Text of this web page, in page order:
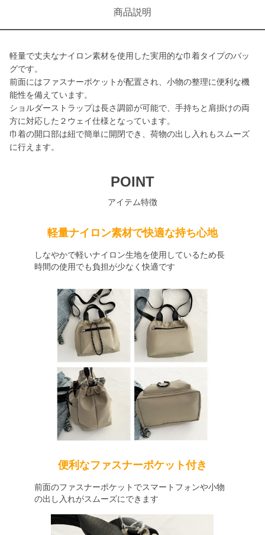
商品説明
軽量で丈夫なナイロン素材を使用した実用的な巾着タイプのバッ
グです。
前面にはファスナーポケットが配置され、小物の整理に便利な機
能性を備えています。
ショルダーストラップは長さ調節が可能で、手持ちと肩掛けの両
方に対応した２ウェイ仕様となっています。
巾着の開口部は紐で簡単に開閉でき、荷物の出し入れもスムーズ
に行えます。
POINT
アイテム特徴
軽量ナイロン素材で快適な持ち心地
しなやかで軽いナイロン生地を使用しているため長
時間の使用でも負担が少なく快適です
便利なファスナーポケット付き
前面のファスナーポケットでスマートフォンや小物
の出し入れがスムーズにできます